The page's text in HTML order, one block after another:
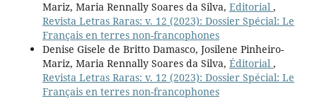
Mariz, Maria Rennally Soares da Silva, Editorial ,
Revista Letras Raras: v. 12 (2023): Dossier Spécial: Le
Français en terres non-francophones
Denise Gisele de Britto Damasco, Josilene Pinheiro-
Mariz, Maria Rennally Soares da Silva, Éditorial ,
Revista Letras Raras: v. 12 (2023): Dossier Spécial: Le
Français en terres non-francophones